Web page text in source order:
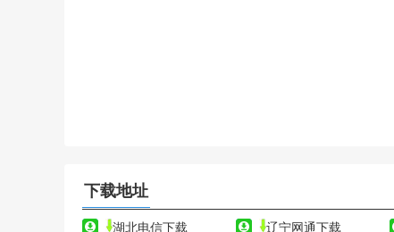
下载地址
湖北电信下载 辽宁网通下载